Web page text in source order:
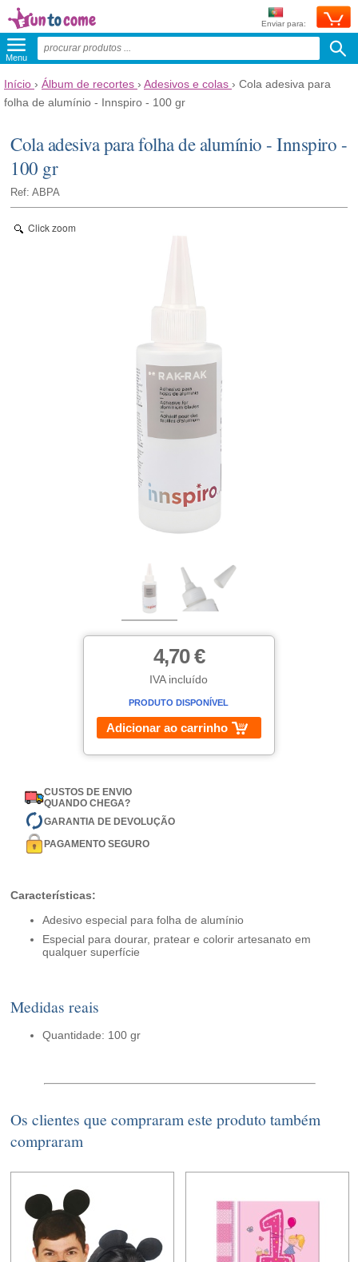
Enviar para:
Menu
Início › Álbum de recortes › Adesivos e colas › Cola adesiva para
folha de alumínio - Innspiro - 100 gr
Cola adesiva para folha de alumínio - Innspiro -
100 gr
Ref: ABPA
Click zoom
4,70 €
IVA incluído
PRODUTO DISPONÍVEL
Adicionar ao carrinho
CUSTOS DE ENVIO
QUANDO CHEGA?
GARANTIA DE DEVOLUÇÃO
PAGAMENTO SEGURO
Características:
Adesivo especial para folha de alumínio
Especial para dourar, pratear e colorir artesanato em
qualquer superfície
Medidas reais
Quantidade: 100 gr
Os clientes que compraram este produto também
compraram